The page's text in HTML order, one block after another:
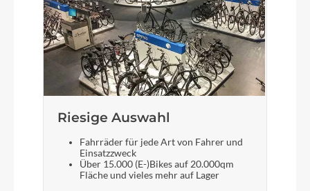
Riesige Auswahl
Fahrräder für jede Art von Fahrer und
Einsatzzweck
Über 15.000 (E-)Bikes auf 20.000qm
Fläche und vieles mehr auf Lager